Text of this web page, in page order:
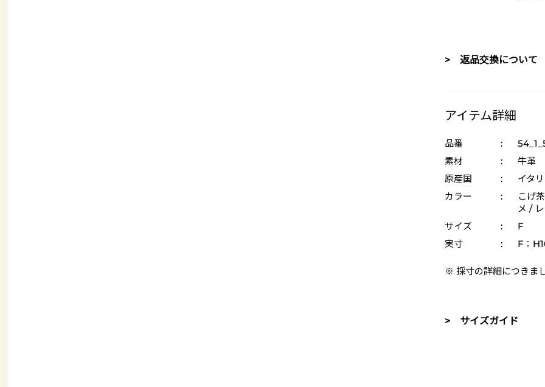
> 返品交換について
アイテム詳細
品番 :
素材
:
牛革
原産国
:
イタ
カラー
:
こげ
メ /
サイズ
:
F
実寸
: F：
※ 採寸の詳細につきま
> サイズガイド